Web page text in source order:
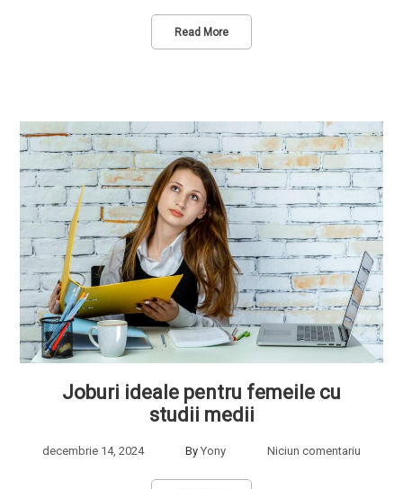
Read More
Joburi ideale pentru femeile cu
studii medii
decembrie 14, 2024 By Yony Niciun comentariu